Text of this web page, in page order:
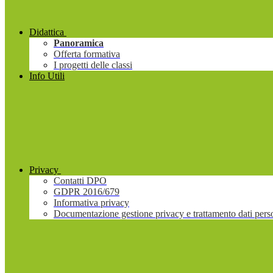
Didattica
Panoramica
Offerta formativa
I progetti delle classi
Info Utili
Privacy
Contatti DPO
GDPR 2016/679
Informativa privacy
Documentazione gestione privacy e trattamento dati